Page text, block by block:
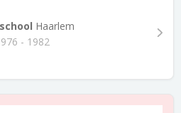
Haarlem
- 1982